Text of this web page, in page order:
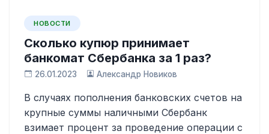
НОВОСТИ
Сколько купюр принимает
банкомат Сбербанка за 1 раз?
26.01.2023 Александр Новиков
В случаях пополнения банковских счетов на
крупные суммы наличными Сбербанк
взимает процент за проведение операции с